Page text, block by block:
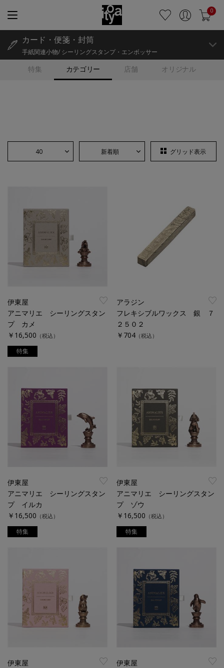
0
特集 カテゴリー 店舗 オリジナル
カード・便箋・封筒
手紙関連小物/ シーリングスタンプ・エンボッサー
40 新着順 グリッド表示
伊東屋
アニマリエ シーリングスタン
プ カメ
￥16,500 （税込）
特集
アラジン
フレキシブルワックス 銀 ７
２５０２
￥704 （税込）
伊東屋
アニマリエ シーリングスタン
プ イルカ
￥16,500 （税込）
特集
伊東屋
アニマリエ シーリングスタン
プ ゾウ
￥16,500 （税込）
特集
伊東屋
伊東屋